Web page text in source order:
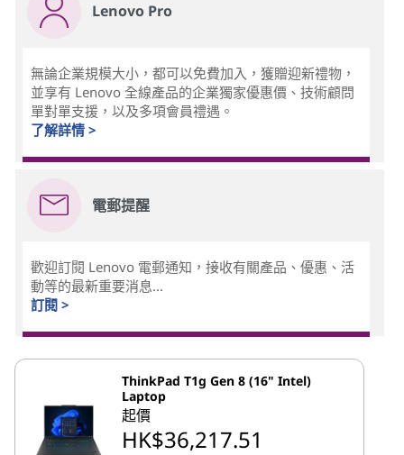
Lenovo Pro
無論企業規模大小，都可以免費加入，獲贈迎新禮物，
並享有 Lenovo 全線產品的企業獨家優惠價、技術顧問
單對單支援，以及多項會員禮遇。
了解詳情 >
電郵提醒
歡迎訂閱 Lenovo 電郵通知，接收有關產品、優惠、活
動等的最新重要消息...
訂閱 >
ThinkPad T1g Gen 8 (16" Intel)
Laptop
起價
HK$36,217.51